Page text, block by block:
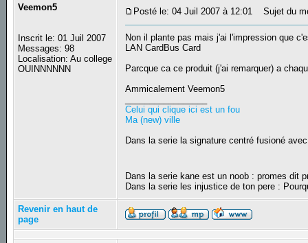
Veemon5
Inscrit le: 01 Juil 2007
Messages: 98
Localisation: Au college
OUINNNNNN
Posté le: 04 Juil 2007 à 12:01 Sujet du
Non il plante pas mais j'ai l'impression que
LAN CardBus Card
Parcque ca ce produit (j'ai remarquer) a
Ammicalement Veemon5
Celui qui clique ici est un fou
Ma (new) ville
Dans la serie la signature centré fusioné
Dans la serie kane est un noob : promes dit
Dans la serie les injustice de ton pere :
Revenir en haut de
page